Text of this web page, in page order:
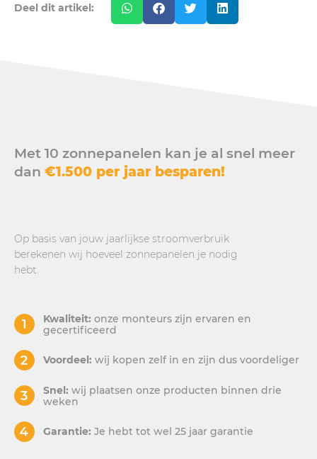
Deel dit artikel:
Met 10 zonnepanelen kan je al snel meer
dan €1.500 per jaar besparen!
Op basis van jouw jaarlijkse stroomverbruik
berekenen wij hoeveel zonnepanelen je nodig
hebt.
Kwaliteit: onze monteurs zijn ervaren en
gecertificeerd
Voordeel: wij kopen zelf in en zijn dus voordeliger
Snel: wij plaatsen onze producten binnen drie
weken
Garantie: Je hebt tot wel 25 jaar garantie